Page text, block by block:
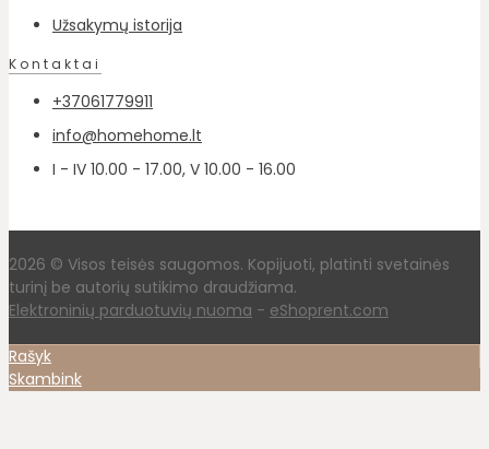
Užsakymų istorija
Kontaktai
+37061779911
info@homehome.lt
I - IV 10.00 - 17.00, V 10.00 - 16.00
2026 © Visos teisės saugomos. Kopijuoti, platinti svetainės
turinį be autorių sutikimo draudžiama.
Elektroninių parduotuvių nuoma - eShoprent.com
Rašyk
Skambink